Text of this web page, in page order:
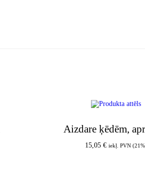
Aizdare ķēdēm,
15,05 € iekļ. PVN